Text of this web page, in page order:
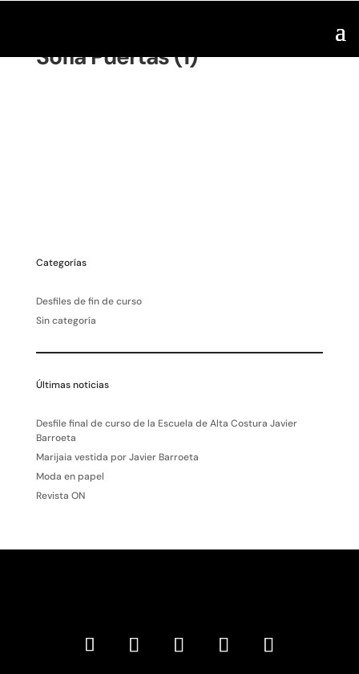
Sofía Puertas (1)
Categorías
Desfiles de fin de curso
Sin categoría
Últimas noticias
Desfile final de curso de la Escuela de Alta Costura Javier
Barroeta
Marijaia vestida por Javier Barroeta
Moda en papel
Revista ON